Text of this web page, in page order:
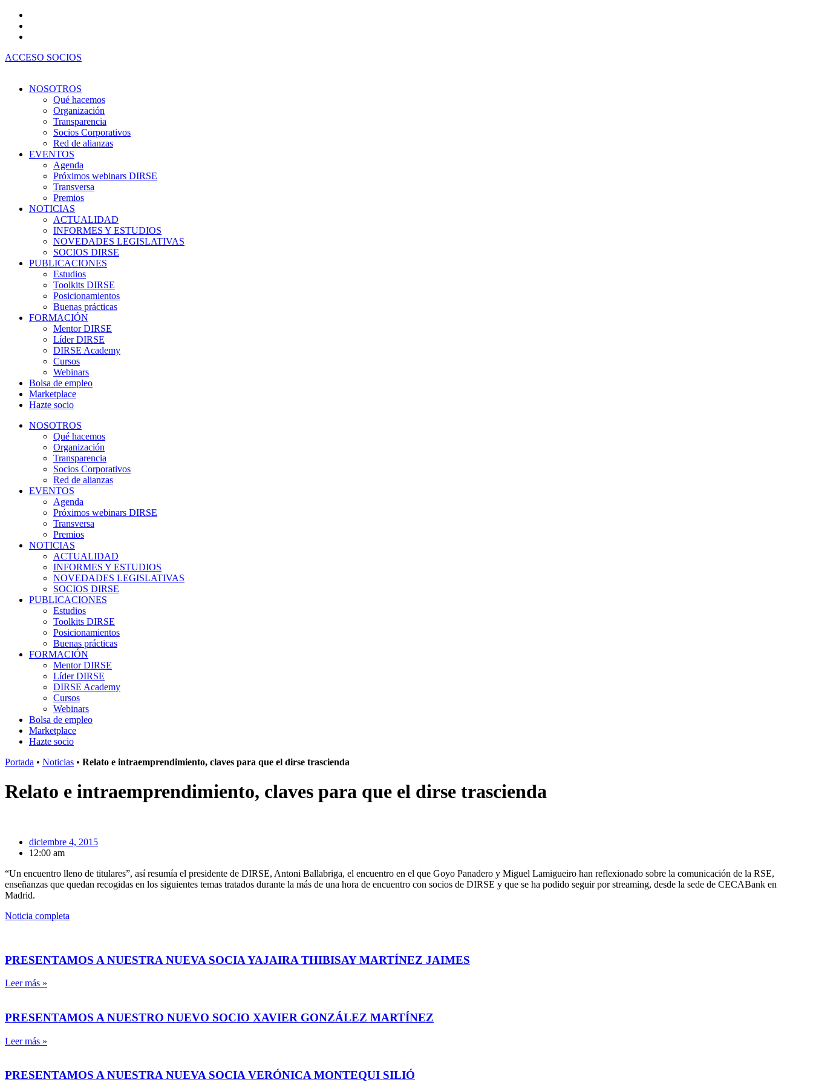
contenido
ACCESO SOCIOS
NOSOTROS
Qué hacemos
Organización
Transparencia
Socios Corporativos
Red de alianzas
EVENTOS
Agenda
Próximos webinars DIRSE
Transversa
Premios
NOTICIAS
ACTUALIDAD
INFORMES Y ESTUDIOS
NOVEDADES LEGISLATIVAS
SOCIOS DIRSE
PUBLICACIONES
Estudios
Toolkits DIRSE
Posicionamientos
Buenas prácticas
FORMACIÓN
Mentor DIRSE
Líder DIRSE
DIRSE Academy
Cursos
Webinars
Bolsa de empleo
Marketplace
Hazte socio
NOSOTROS
Qué hacemos
Organización
Transparencia
Socios Corporativos
Red de alianzas
EVENTOS
Agenda
Próximos webinars DIRSE
Transversa
Premios
NOTICIAS
ACTUALIDAD
INFORMES Y ESTUDIOS
NOVEDADES LEGISLATIVAS
SOCIOS DIRSE
PUBLICACIONES
Estudios
Toolkits DIRSE
Posicionamientos
Buenas prácticas
FORMACIÓN
Mentor DIRSE
Líder DIRSE
DIRSE Academy
Cursos
Webinars
Bolsa de empleo
Marketplace
Hazte socio
Portada • Noticias • Relato e intraemprendimiento, claves para que el dirse trascienda
Relato e intraemprendimiento, claves para que el dirse trascienda
diciembre 4, 2015
12:00 am
“Un encuentro lleno de titulares”, así resumía el presidente de DIRSE, Antoni Ballabriga, el encuentro en el que Goyo Panadero y Miguel Lamigueiro han reflexionado sobre la comunicación de la RSE,
enseñanzas que quedan recogidas en los siguientes temas tratados durante la más de una hora de encuentro con socios de DIRSE y que se ha podido seguir por streaming, desde la sede de CECABank en
Madrid.
Noticia completa
PRESENTAMOS A NUESTRA NUEVA SOCIA YAJAIRA THIBISAY MARTÍNEZ JAIMES
Leer más »
PRESENTAMOS A NUESTRO NUEVO SOCIO XAVIER GONZÁLEZ MARTÍNEZ
Leer más »
PRESENTAMOS A NUESTRA NUEVA SOCIA VERÓNICA MONTEQUI SILIÓ